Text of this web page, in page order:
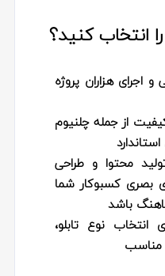
انتخاب کنید؟
اجرای هزاران پروژه
از جمله چلنیوم
محتوا و طراحی
بصری کسبوکار شما
باشد
انتخاب نوع تابلو،
مناسب